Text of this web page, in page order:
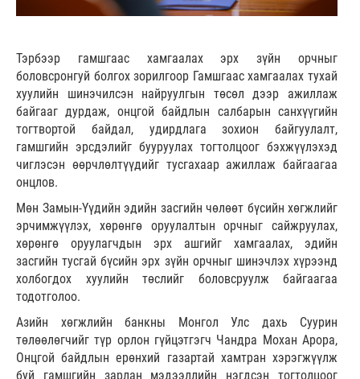
Тэрбээр гамшгаас хамгаалах эрх зүйн орчныг
боловсронгуй болгох зорилгоор Гамшгаас хамгаалах тухай
хуулийн шинэчилсэн найруулгын төсөл дээр ажиллаж
байгааг дурдаж, онцгой байдлын салбарын санхүүгийн
тогтвортой байдал, удирдлага зохион байгуулалт,
гамшгийн эрсдэлийг бууруулах тогтолцоог бэхжүүлэхэд
чиглэсэн өөрчлөлтүүдийг тусгахаар ажиллаж байгаагаа
онцлов.
Мөн Замын-Үүдийн эдийн засгийн чөлөөт бүсийн хөгжлийг
эрчимжүүлэх, хөрөнгө оруулалтын орчныг сайжруулах,
хөрөнгө оруулагчдын эрх ашгийг хамгаалах, эдийн
засгийн тусгай бүсийн эрх зүйн орчныг шинэчлэх хүрээнд
холбогдох хуулийн төслийг боловсруулж байгаагаа
тодотголоо.
Азийн хөгжлийн банкны Монгол Улс дахь Суурин
төлөөлөгчийг түр орлон гүйцэтгэгч Чандра Мохан Арора,
Онцгой байдлын ерөнхий газартай хамтран хэрэгжүүлж
буй гамшгийн зарлан мэдээллийн нэгдсэн тогтолцоог